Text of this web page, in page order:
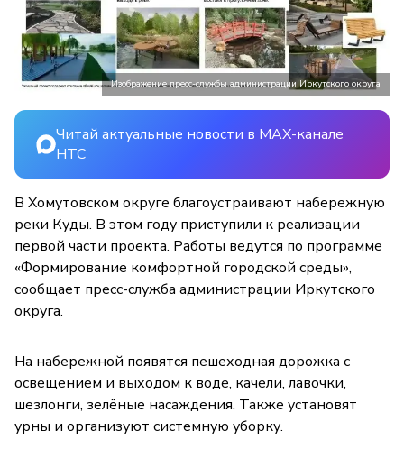
Изображение пресс-службы администрации Иркутского округа
Читай актуальные новости в MAX-канале
НТС
В Хомутовском округе благоустраивают набережную
реки Куды. В этом году приступили к реализации
первой части проекта. Работы ведутся по программе
«Формирование комфортной городской среды»,
сообщает пресс-служба администрации Иркутского
округа.
На набережной появятся пешеходная дорожка с
освещением и выходом к воде, качели, лавочки,
шезлонги, зелёные насаждения. Также установят
урны и организуют системную уборку.